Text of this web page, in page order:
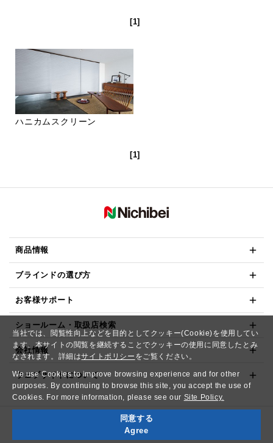
当社では、閲覧性向上などを目的としてクッキー(Cookie)を使用してい
ます。本サイトの閲覧を継続することでクッキーの使用に同意したとみ
なされます。詳細はサイトポリシー をご覧ください。
We use Cookies to improve browsing experience and for other
purposes. By continuing to browse this site, you accept the use of
Cookies. For more information, please see our Site Policy.
同意する
Agree
[1]
ハニカムスクリーン
[1]
商品情報
ブラインドの選び方
お客様サポート
ショールーム・取扱店検索
会社情報
ウェブサイトについて
Copyright© NICHIBEI CO.,LTD. All Rights Reserved.